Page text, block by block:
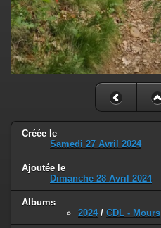
Créée le
Samedi 27 Avril 2024
Ajoutée le
Dimanche 28 Avril 2024
Albums
2024/ CDL - Mours